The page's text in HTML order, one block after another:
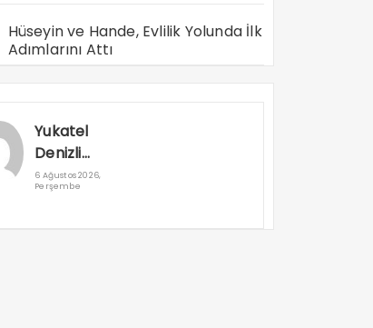
Hüseyin ve Hande, Evlilik Yolunda İlk
Adımlarını Attı
Yukatel
Denizli
Basket’in
Süper Lig
6 Ağustos 2026,
Perşembe